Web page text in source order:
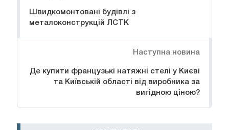
Швидкомонтовані будівлі з
металоконструкцій ЛСТК
Наступна новина
Де купити французькі натяжні стелі у Києві
та Київській області від виробника за
вигідною ціною?